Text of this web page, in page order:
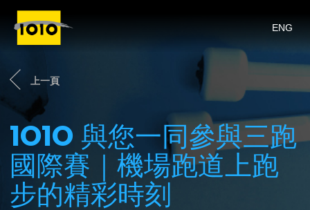
ENG
上一頁
1O1O 與您一同參與三跑
國際賽｜機場跑道上跑
步的精彩時刻